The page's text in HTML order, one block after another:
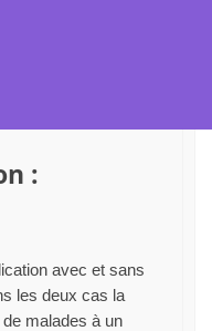
:
avec et sans
les deux cas la
malades à un